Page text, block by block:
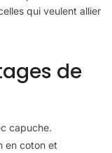
qui veulent allier
de
capuche.
en coton et